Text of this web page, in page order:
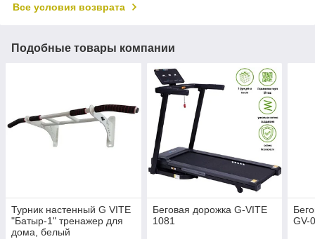
Все условия возврата
Подобные товары компании
Турник настенный G VITE
"Батыр-1" тренажер для
дома, белый
Беговая дорожка G-VITE
1081
GV-